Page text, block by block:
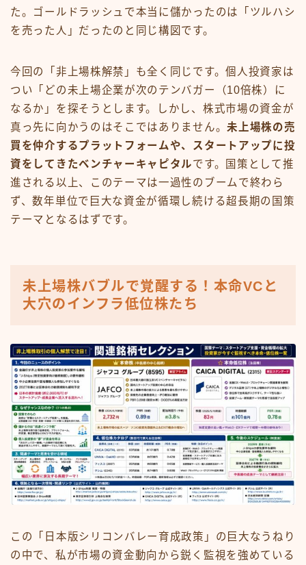
た。ゴールドラッシュで本当に儲かったのは「ツルハシ
を売った人」だったのと同じ構図です。
今回の「非上場株解禁」も全く同じです。個人投資家は
つい「どの未上場企業が次のテンバガー（10倍株）に
なるか」を探そうとします。しかし、株式市場の資金が
真っ先に向かうのはそこではありません。未上場株の売
買を仲介するプラットフォームや、スタートアップに投
資をしてきたベンチャーキャピタルです。国策として推
進される以上、このテーマは一過性のブームで終わら
ず、数年単位で巨大な資金が循環し続ける超長期の国策
テーマとなるはずです。
未上場株バブルで覚醒する！本命VCと
大穴のインフラ低位株たち
この「日本版シリコンバレー育成政策」の巨大なうねり
の中で、私が市場の資金動向から鋭く監視を強めている